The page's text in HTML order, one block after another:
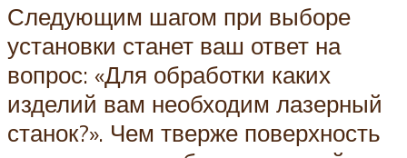
Следующим шагом при выборе
установки станет ваш ответ на
вопрос: «Для обработки каких
изделий вам необходим лазерный
станок?». Чем тверже поверхность